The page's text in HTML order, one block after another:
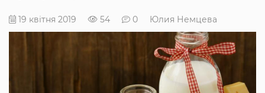
19 квітня 2019 54 0 Юлия Немцева